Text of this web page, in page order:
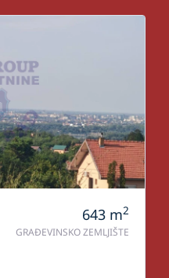
643 m2
GRAĐEVINSKO ZEMLJIŠTE